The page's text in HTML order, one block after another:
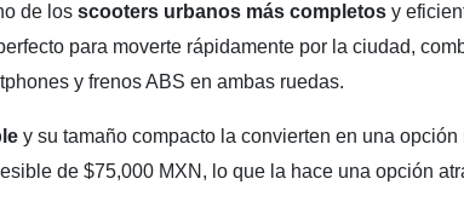
de los scooters urbanos más completos y
para moverte rápidamente por la ciudad,
y frenos ABS en ambas ruedas.
y su tamaño compacto la convierten en una
de $75,000 MXN, lo que la hace una opción